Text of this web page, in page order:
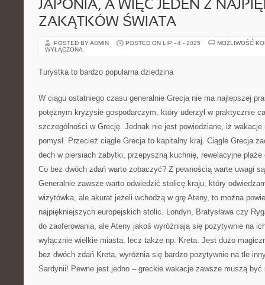
JAPONIA, A WIĘC JEDEN Z
ZAKĄTKÓW ŚWIATA
POSTED BY ADMIN POSTED ON LIP - 4 - 2025
MOŻLIWOŚĆ
WYŁĄCZONA
Turystka to bardzo popularna dziedzina
W ciągu ostatniego czasu generalnie Grecja nie ma najlepszej
potężnym kryzysie gospodarczym, który uderzył w praktycznie
szczególności w Grecję. Jednak nie jest powiedziane, iż wakacje
pomysł. Przecież ciągle Grecja to kapitalny kraj. Ciągle Grecja
dech w piersiach zabytki, przepyszną kuchnię, rewelacyjne plaże
Co bez dwóch zdań warto zobaczyć? Z pewnością warte uwagi
Generalnie zawsze warto odwiedzić stolicę kraju, który
wizytówka, ale akurat jeżeli wchodzą w grę Ateny, to można
najpiękniejszych europejskich stolic. Londyn, Bratysława czy
do zaoferowania, ale Ateny jakoś wyróżniają się pozytywnie na
wyłącznie wielkie miasta, lecz także np. Kreta. Jest dużo
bez dwóch zdań Kreta, wyróżnia się bardzo pozytywnie na tle
Sardynii! Pewne jest jedno – greckie wakacje zawsze muszą być